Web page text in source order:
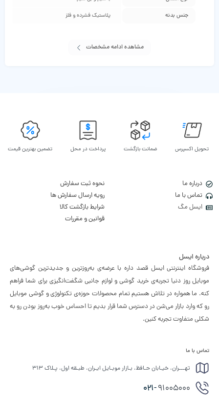
جنس بدنه پلاستیک فشرده و فلز
مشاهده ادامه مشخصات
تحویل اکسپرس ضمانت بازگشت پرداخت در محل تضمین بهترین قیمت
درباره ما
تماس با ما
ایسل مگ
نحوه ثبت سفارش
رویه ارسال سفارش ها
شرایط بازگشت کالا
قوانین و مقررات
درباره ایسل
فروشگاه اینترنتی ایسل قصد داره با عرضه‌ی به‌روزترین و جدیدترین گوشی‌های
موبایل روز دنیا تجربه‌ی خرید گوشی و لوازم جانبی شگفت‌انگیزی برای شما فراهم
کنه. ما همواره در تلاش هستیم تمام محصولات حوزه‌ی تکنولوژی و گوشی موبایل
رو که وارد بازار می‌شن در دسترس شما قرار بدیم تا احساس خوب به‌روز بودن رو به
شکلی متفاوت تجربه کنین.
تماس با ما
تهـــران، خیـابان حـافظ، بـازار موبـایل ایـران، طبـقه اول، پـلاک ۳۱۳
021-91005000